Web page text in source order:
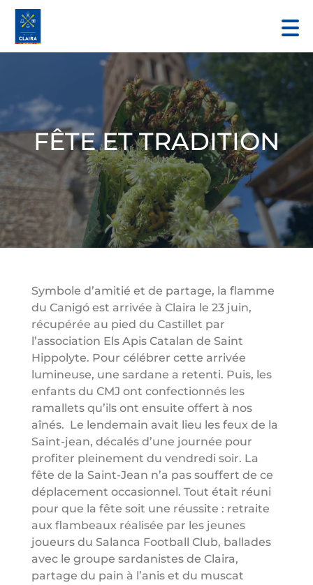
FÊTE ET TRADITION
Symbole d’amitié et de partage, la flamme
du Canigó est arrivée à Claira le 23 juin,
récupérée au pied du Castillet par
l’association Els Apis Catalan de Saint
Hippolyte. Pour célébrer cette arrivée
lumineuse, une sardane a retenti. Puis, les
enfants du CMJ ont confectionnés les
ramallets qu’ils ont ensuite offert à nos
aînés. Le lendemain avait lieu les feux de la
Saint-jean, décalés d’une journée pour
profiter pleinement du vendredi soir. La
fête de la Saint-Jean n’a pas souffert de ce
déplacement occasionnel. Tout était réuni
pour que la fête soit une réussite : retraite
aux flambeaux réalisée par les jeunes
joueurs du Salanca Football Club, ballades
avec le groupe sardanistes de Claira,
partage du pain à l’anis et du muscat